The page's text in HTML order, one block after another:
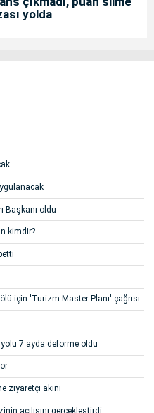
yolda
Başkanı oldu
kimdir?
için 'Turizm Master Planı' çağrısı
7 ayda deforme oldu
ziyaretçi akını
açılışını gerçekleştirdi